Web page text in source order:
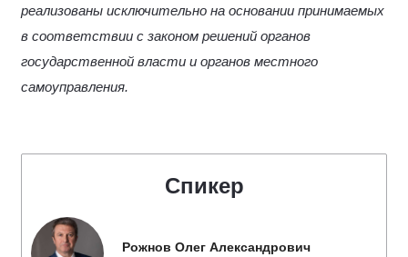
реализованы исключительно на основании принимаемых
в соответствии с законом решений органов
государственной власти и органов местного
самоуправления.
Спикер
Рожнов Олег Александрович